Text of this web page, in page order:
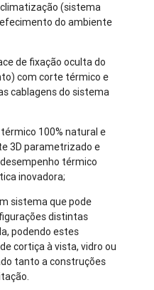
(sistema
do ambiente
de fixação oculta do
com corte térmico e
cablagens do sistema
100% natural e
3D parametrizado e
térmico
inovadora;
sistema que pode
distintas
podendo estes
cortiça à vista, vidro ou
tanto a construções